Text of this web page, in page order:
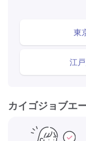
東
江
カイゴジョブエ